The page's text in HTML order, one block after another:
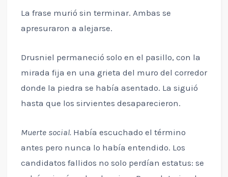
La frase murió sin terminar. Ambas se
apresuraron a alejarse.
Drusniel permaneció solo en el pasillo, con la
mirada fija en una grieta del muro del corredor
donde la piedra se había asentado. La siguió
hasta que los sirvientes desaparecieron.
Muerte social.Había escuchado el término
antes pero nunca lo había entendido. Los
candidatos fallidos no solo perdían estatus: se